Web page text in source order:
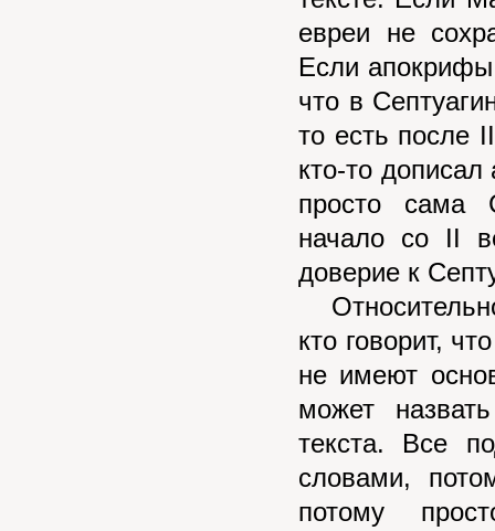
евреи не
Если апокрифы
что в
то есть после
кто-то
просто сама
начало со II
доверие к
кто говорит,
не имеют
может
текста. Все
словами,
потому